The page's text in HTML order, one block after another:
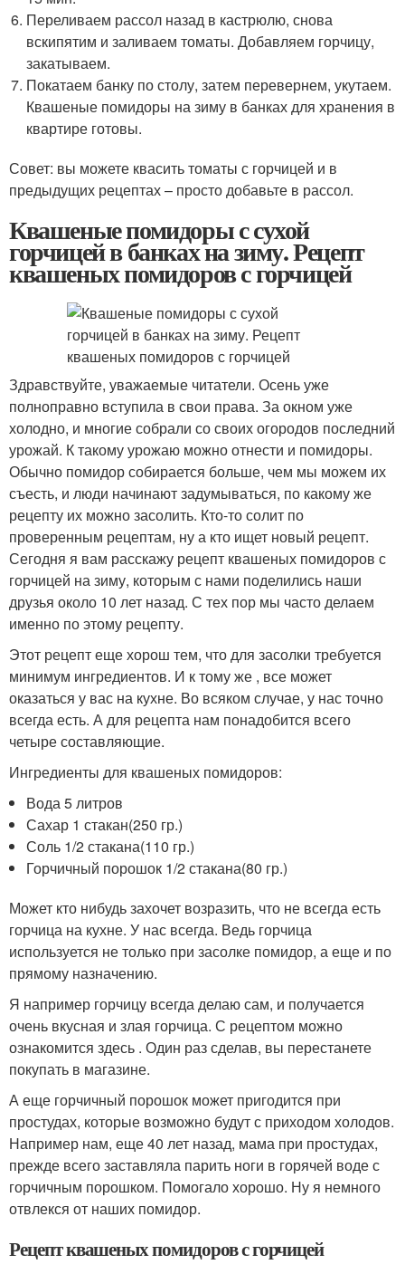
Переливаем рассол назад в кастрюлю, снова
вскипятим и заливаем томаты. Добавляем горчицу,
закатываем.
Покатаем банку по столу, затем перевернем, укутаем.
Квашеные помидоры на зиму в банках для хранения в
квартире готовы.
Совет: вы можете квасить томаты с горчицей и в
предыдущих рецептах – просто добавьте в рассол.
Квашеные помидоры с сухой
горчицей в банках на зиму. Рецепт
квашеных помидоров с горчицей
Здравствуйте, уважаемые читатели. Осень уже
полноправно вступила в свои права. За окном уже
холодно, и многие собрали со своих огородов последний
урожай. К такому урожаю можно отнести и помидоры.
Обычно помидор собирается больше, чем мы можем их
съесть, и люди начинают задумываться, по какому же
рецепту их можно засолить. Кто-то солит по
проверенным рецептам, ну а кто ищет новый рецепт.
Сегодня я вам расскажу рецепт квашеных помидоров с
горчицей на зиму, которым с нами поделились наши
друзья около 10 лет назад. С тех пор мы часто делаем
именно по этому рецепту.
Этот рецепт еще хорош тем, что для засолки требуется
минимум ингредиентов. И к тому же , все может
оказаться у вас на кухне. Во всяком случае, у нас точно
всегда есть. А для рецепта нам понадобится всего
четыре составляющие.
Ингредиенты для квашеных помидоров:
Вода 5 литров
Сахар 1 стакан(250 гр.)
Соль 1/2 стакана(110 гр.)
Горчичный порошок 1/2 стакана(80 гр.)
Может кто нибудь захочет возразить, что не всегда есть
горчица на кухне. У нас всегда. Ведь горчица
используется не только при засолке помидор, а еще и по
прямому назначению.
Я например горчицу всегда делаю сам, и получается
очень вкусная и злая горчица. С рецептом можно
ознакомится здесь . Один раз сделав, вы перестанете
покупать в магазине.
А еще горчичный порошок может пригодится при
простудах, которые возможно будут с приходом холодов.
Например нам, еще 40 лет назад, мама при простудах,
прежде всего заставляла парить ноги в горячей воде с
горчичным порошком. Помогало хорошо. Ну я немного
отвлекся от наших помидор.
Рецепт квашеных помидоров с горчицей